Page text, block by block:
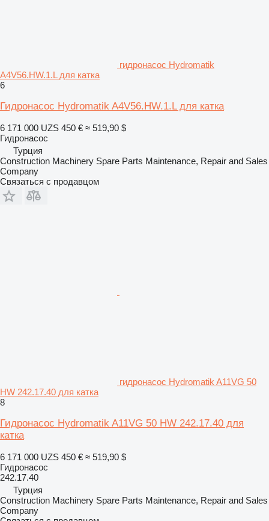
гидронасос Hydromatik
A4V56.HW.1.L для катка
6
Гидронасос Hydromatik A4V56.HW.1.L для катка
6 171 000 UZS 450 € ≈ 519,90 $
Гидронасос
Турция
Construction Machinery Spare Parts Maintenance, Repair and Sales
Company
Связаться с продавцом
гидронасос Hydromatik A11VG 50
HW 242.17.40 для катка
8
Гидронасос Hydromatik A11VG 50 HW 242.17.40 для
катка
6 171 000 UZS 450 € ≈ 519,90 $
Гидронасос
242.17.40
Турция
Construction Machinery Spare Parts Maintenance, Repair and Sales
Company